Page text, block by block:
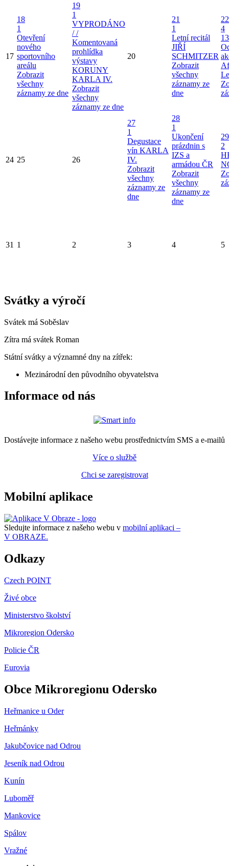
17
18
1
Otevření
nového
sportovního
areálu
Zobrazit
všechny
záznamy ze dne
19
1
VYPRODÁNO
/ /
Komentovaná
prohlídka
výstavy
KORUNY
KARLA IV.
Zobrazit
všechny
záznamy ze dne
20
21
1
Letní recitál
JIŘÍ
SCHMITZER
Zobrazit
všechny
záznamy ze
dne
22
4
24 25 26
27
1
Degustace
vín KARLA
IV.
Zobrazit
všechny
záznamy ze
dne
28
1
Ukončení
prázdnin s
IZS a
armádou ČR
Zobrazit
všechny
záznamy ze
dne
29
2
31 1 2 3 4 5
Svátky a výročí
Svátek má Soběslav
Zítra má svátek Roman
Státní svátky a významné dny na zítřek:
Mezinárodní den původního obyvatelstva
Informace od nás
Dostávejte informace z našeho webu prostřednictvím SMS a e-mailů
Více o službě
Chci se zaregistrovat
Mobilní aplikace
Sledujte informace z našeho webu v mobilní aplikaci –
V OBRAZE.
Odkazy
Czech POINT
Živé obce
Ministerstvo školství
Mikroregion Odersko
Policie ČR
Eurovia
Obce Mikroregionu Odersko
Heřmanice u Oder
Heřmánky
Jakubčovice nad Odrou
Jeseník nad Odrou
Kunín
Luboměř
Mankovice
Spálov
Vražné